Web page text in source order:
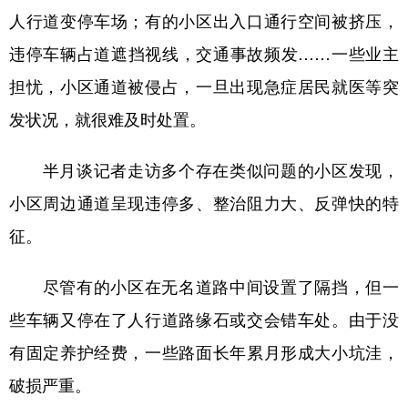
English Español Français عربى
Русский язык 日本語 한국어
Deutsch Português
人行道变停车场；有的小区出入口通行空间被挤压，
违停车辆占道遮挡视线，交通事故频发……一些业主
担忧，小区通道被侵占，一旦出现急症居民就医等突
发状况，就很难及时处置。
半月谈记者走访多个存在类似问题的小区发现，
小区周边通道呈现违停多、整治阻力大、反弹快的特
征。
尽管有的小区在无名道路中间设置了隔挡，但一
些车辆又停在了人行道路缘石或交会错车处。由于没
有固定养护经费，一些路面长年累月形成大小坑洼，
破损严重。